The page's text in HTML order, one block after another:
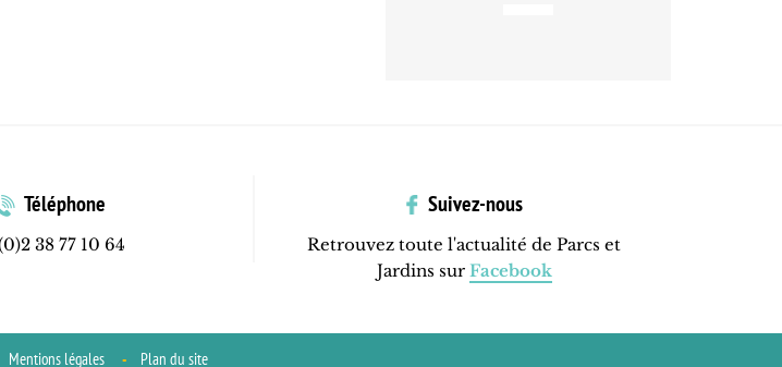
Téléphone
38 77 10 64
Suivez-nous
Retrouvez toute l'actualité de Parcs et
Jardins sur Facebook
Mentions légales Plan du site